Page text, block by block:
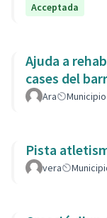
Acceptada
Ajuda a
cases del
Ara Municipio
Pista
vera